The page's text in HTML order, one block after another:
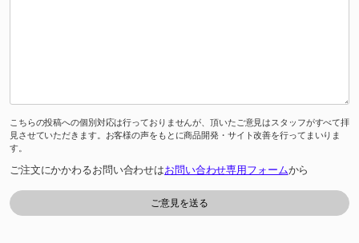
こちらの投稿への個別対応は行っておりませんが、頂いたご意見はスタッフがすべて拝
見させていただきます。お客様の声をもとに商品開発・サイト改善を行ってまいりま
す。
ご注文にかかわるお問い合わせはお問い合わせ専用フォームから